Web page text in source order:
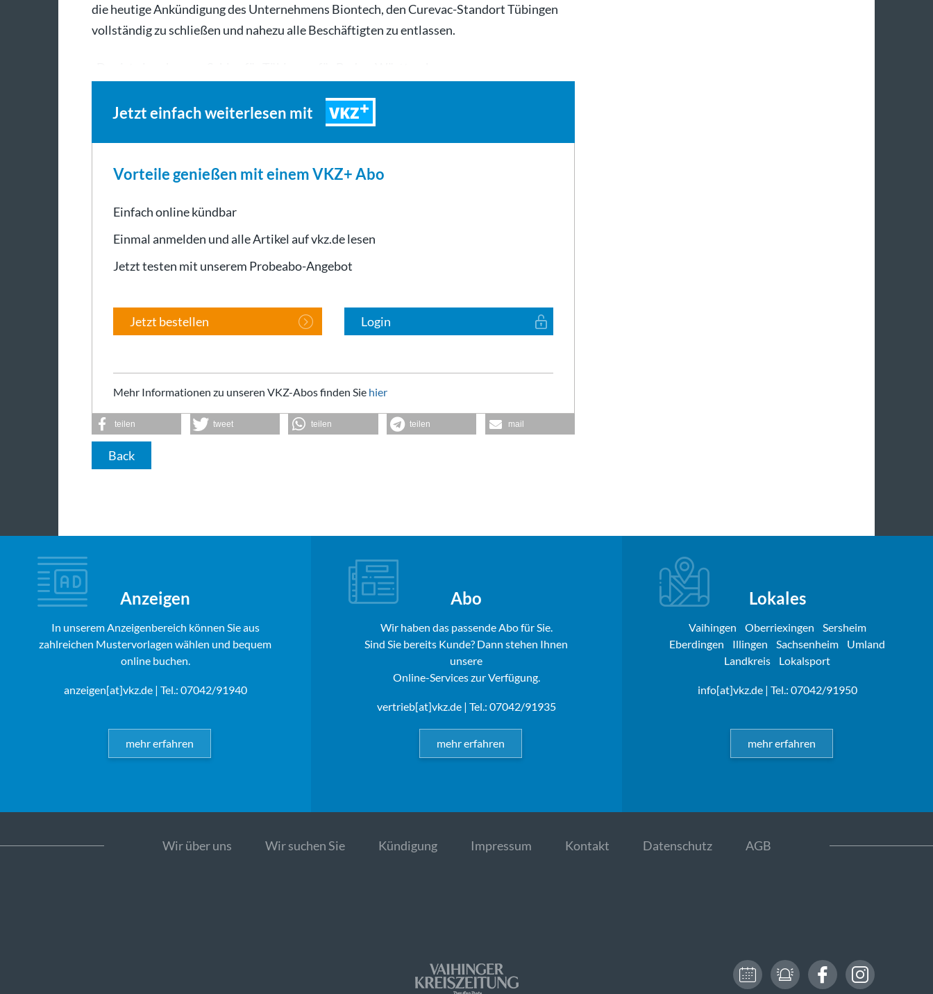
die heutige Ankündigung des Unternehmens Biontech, den Curevac-Standort Tübingen
vollständig zu schließen und nahezu alle Beschäftigten zu entlassen.
Jetzt einfach weiterlesen mit VKZ
Vorteile genießen mit einem VKZ+ Abo
Einfach online kündbar
Einmal anmelden und alle Artikel auf vkz.de lesen
Jetzt testen mit unserem Probeabo-Angebot
Jetzt bestellen Login
Mehr Informationen zu unseren VKZ-Abos finden Sie hier
teilen tweet teilen teilen mail
Back
Anzeigen
In unserem Anzeigenbereich können Sie aus
zahlreichen Mustervorlagen wählen und bequem
online buchen.
anzeigen[at]vkz.de| Tel.: 07042/91940
mehr erfahren
Abo
Wir haben das passende Abo für Sie.
Sind Sie bereits Kunde? Dann stehen Ihnen
unsere
Online-Services zur Verfügung.
vertrieb[at]vkz.de| Tel.: 07042/91935
mehr erfahren
Lokales
Vaihingen Oberriexingen
Sersheim
Eberdingen
Illingen Sachsenheim
Umland
Landkreis
Lokalsport
info[at]vkz.de| Tel.: 07042/91950
mehr erfahren
Wir über uns Wir suchen Sie Kündigung Impressum Kontakt Datenschutz AGB